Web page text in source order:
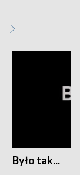
Było tak...